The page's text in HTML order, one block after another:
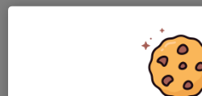
Nya Skjuttider-igen.pdf